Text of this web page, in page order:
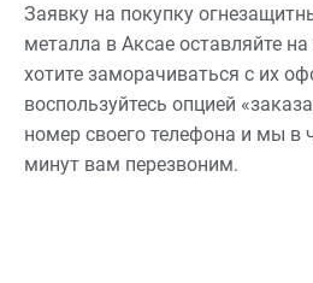
Заявку на покупку
металла в Аксае оставляйте
хотите заморачиваться с их
воспользуйтесь опцией
номер своего телефона и мы в
минут вам перезвоним.